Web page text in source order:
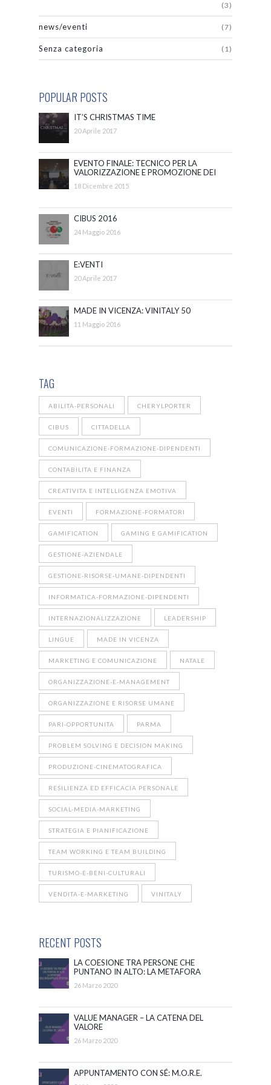
(3)
news/eventi (7)
Senza categoria (1)
POPULAR POSTS
IT’S CHRISTMAS TIME
20 Aprile 2017
EVENTO FINALE: TECNICO PER LA
VALORIZZAZIONE E PROMOZIONE DEI
BENI E DELLE ATTIVITÀ CULTURALI
18 Dicembre 2015
CIBUS 2016
24 Maggio 2016
E:VENTI
20 Aprile 2017
MADE IN VICENZA: VINITALY 50
11 Maggio 2016
TAG
ABILITA-PERSONALI CHERYLPORTER
CIBUS CITTADELLA
COMUNICAZIONE-FORMAZIONE-DIPENDENTI
CONTABILITA E FINANZA
CREATIVITA E INTELLIGENZA EMOTIVA
EVENTI FORMAZIONE-FORMATORI
GAMIFICATION GAMING E GAMIFICATION
GESTIONE-AZIENDALE
GESTIONE-RISORSE-UMANE-DIPENDENTI
INFORMATICA-FORMAZIONE-DIPENDENTI
INTERNAZIONALIZZAZIONE LEADERSHIP
LINGUE MADE IN VICENZA
MARKETING E COMUNICAZIONE NATALE
ORGANIZZAZIONE-E-MANAGEMENT
ORGANIZZAZIONE E RISORSE UMANE
PARI-OPPORTUNITA PARMA
PROBLEM SOLVING E DECISION MAKING
PRODUZIONE-CINEMATOGRAFICA
RESILIENZA ED EFFICACIA PERSONALE
SOCIAL-MEDIA-MARKETING
STRATEGIA E PIANIFICAZIONE
TEAM WORKING E TEAM BUILDING
TURISMO-E-BENI-CULTURALI
VENDITA-E-MARKETING VINITALY
RECENT POSTS
LA COESIONE TRA PERSONE CHE
PUNTANO IN ALTO: LA METAFORA
26 Marzo 2020
VALUE MANAGER – LA CATENA DEL
VALORE
26 Marzo 2020
APPUNTAMENTO CON SÉ: M.O.R.E.